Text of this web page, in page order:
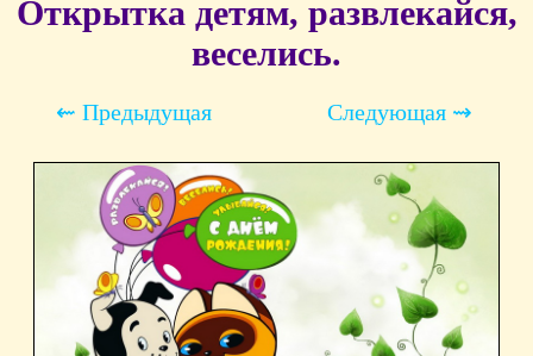
Открытка детям, развлекайся,
веселись.
⇜ Предыдущая Следующая ⇝